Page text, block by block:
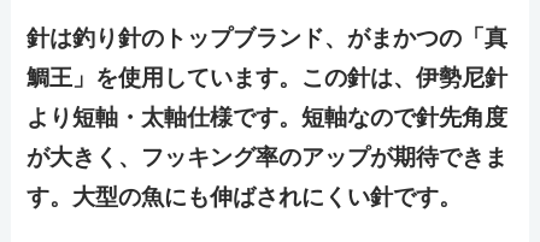
針は釣り針のトップブランド、がまかつの「真
鯛王」を使用しています。この針は、伊勢尼針
より短軸・太軸仕様です。短軸なので針先角度
が大きく、フッキング率のアップが期待できま
す。大型の魚にも伸ばされにくい針です。